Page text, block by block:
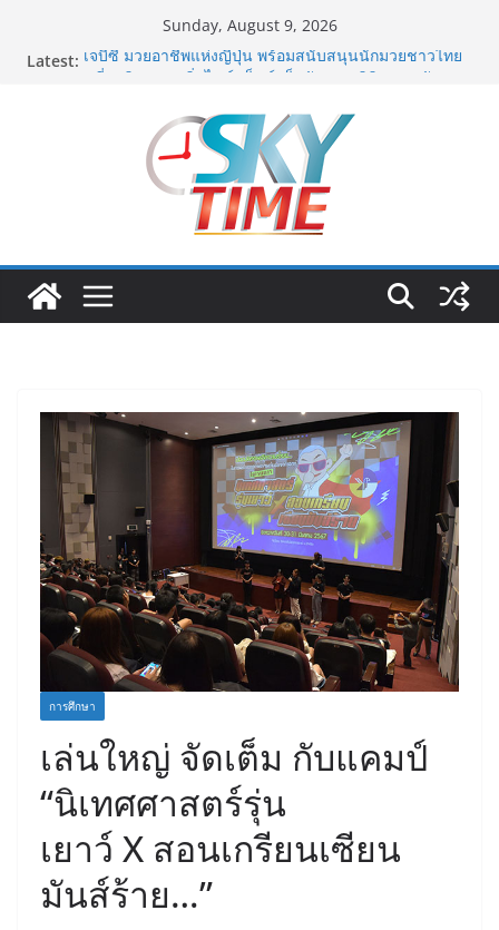
Sunday, August 9, 2026
Latest: เจบีซี มวยอาชีพแห่งญี่ปุ่น พร้อมสนับสนุนนักมวยชาวไทย
ททท. เดินหน้ารุกตลาด Corporate Travel ดึงเอเย่นต์กว่า
52 บริษัท ทดสอบเส้นทางท่องเที่ยว Corporate ยกระดับ
ภาคตะวันออกสู่จุดหมายปลายทางคุณภาพ
ภารกิจตำรวจจราจรโครงการพระราชดำริ นำส่งอวัยวะ
หัวใจ ดวงที่ 184 สำเร็จลุล่วง ณ รพ.ศิริราช
เอ-พลัสซัพพลาย เดินหน้าโครงการ “คืนความชุ่มชื้นให้กับ
ผิว” มอบเอบอนเน่ เดอร์มาโลชั่นยูเรียเข้มข้นแก่ กทม. ส่ง
ต่อพลังความห่วงใยสู่ผู้สูงอายุและกลุ่มเปราะบางที่ประสบ
ภัยทั่วทุกพื้นที่
รฟท. เปิดเวทีรับฟังความคิดเห็นประชาชน ครั้งที่ 2
การศึกษา
เล่นใหญ่ จัดเต็ม กับแคมป์
“นิเทศศาสตร์รุ่น
เยาว์ X สอนเกรียนเซียน
มันส์ร้าย…”